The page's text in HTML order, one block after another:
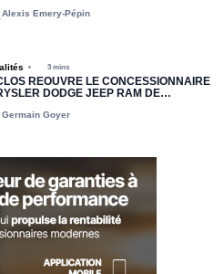
Alexis Emery-Pépin
3 mins
RÉOUVRE LE CONCESSIONNAIRE
DODGE JEEP RAM DE
Germain Goyer